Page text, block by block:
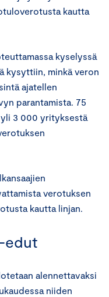
kautta
kyselyssä
kysyttiin, minkä veron
ajatellen
parantamista. 75
3 000 yrityksestä
verotuksen
kautta linjan.
edut
alennettavaksi
niiden